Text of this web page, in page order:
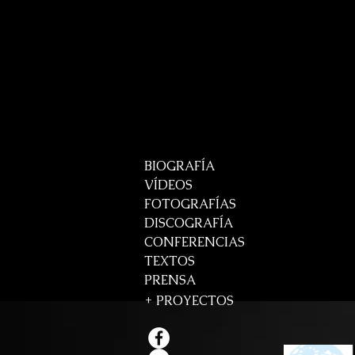
BIOGRAFÍA
VÍDEOS
FOTOGRAFÍAS
DISCOGRAFÍA
CONFERENCIAS
TEXTOS
PRENSA
+ PROYECTOS